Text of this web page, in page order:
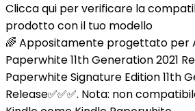
Clicca qui per verificare la
prodotto con il tuo modello
🌈 Appositamente progettato per
Paperwhite 11th Generation 2021
Paperwhite Signature Edition 11th
Release✅✅✅. Nota: non